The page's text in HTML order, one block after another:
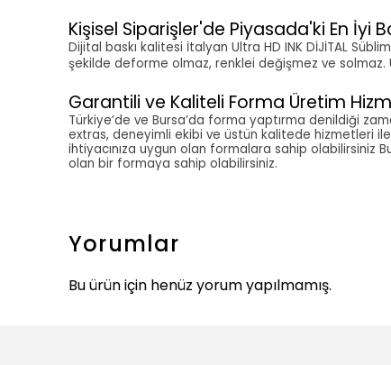
Kişisel Siparişler'de Piyasada'ki En İyi
Dijital baskı kalitesi İtalyan Ultra HD INK DİJİTAL
şekilde deforme olmaz, renklei değişmez ve solmaz.
Garantili ve Kaliteli Forma Üretim
Türkiye’de ve Bursa’da forma yaptırma denildiği
extras, deneyimli ekibi ve üstün kalitede hizmetleri
ihtiyacınıza uygun olan formalara sahip olabilirsiniz
olan bir formaya sahip olabilirsiniz.
Yorumlar
Bu ürün için henüz yorum yapılmamış.